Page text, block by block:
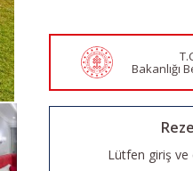
Bakanlığı
Lütfen giriş ve